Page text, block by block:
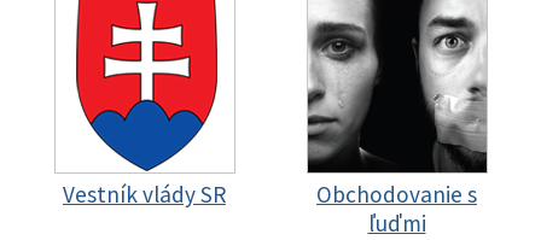
Vestník vlády SR
Obchodovanie s
ľuďmi